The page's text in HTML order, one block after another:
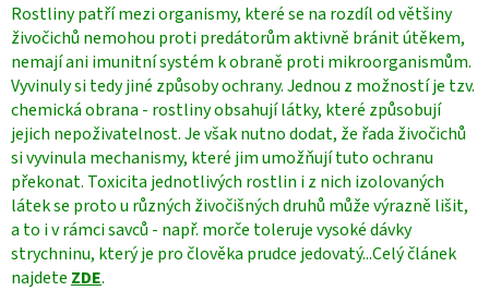
Rostliny patří mezi organismy, které se na rozdíl od většiny
živočichů nemohou proti predátorům aktivně bránit útěkem,
nemají ani imunitní systém k obraně proti mikroorganismům.
Vyvinuly si tedy jiné způsoby ochrany. Jednou z možností je tzv.
chemická obrana - rostliny obsahují látky, které způsobují
jejich nepoživatelnost. Je však nutno dodat, že řada živočichů
si vyvinula mechanismy, které jim umožňují tuto ochranu
překonat. Toxicita jednotlivých rostlin i z nich izolovaných
látek se proto u různých živočišných druhů může výrazně lišit,
a to i v rámci savců - např. morče toleruje vysoké dávky
strychninu, který je pro člověka prudce jedovatý...Celý článek
najdete ZDE.